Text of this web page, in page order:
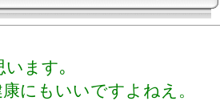
ます｡
にもいいですよねえ。